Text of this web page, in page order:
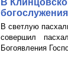
богослужения
В светлую
совершил
Богоявления